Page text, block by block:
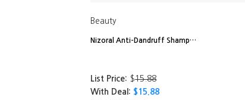
Beauty
Nizoral Anti-Dandruff Shamp…
List Price: $15.88
With Deal: $15.88